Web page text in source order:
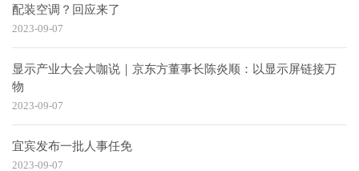
配装空调？回应来了
2023-09-07
显示产业大会大咖说｜京东方董事长陈炎顺：以显示屏链接万
物
2023-09-07
宜宾发布一批人事任免
2023-09-07